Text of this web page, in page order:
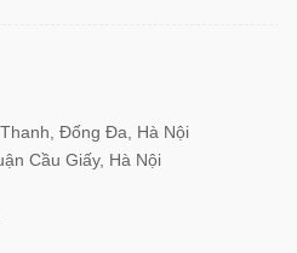
Đống Đa, Hà Nội
Cầu Giấy, Hà Nội